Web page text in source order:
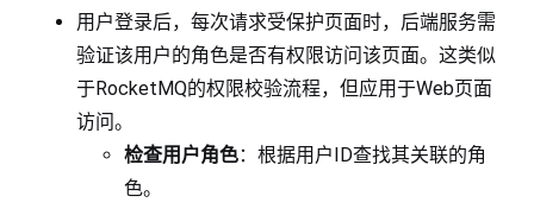
用户登录后，每次请求受保护页面时，后端服务需
验证该用户的角色是否有权限访问该页面。这类似
于RocketMQ的权限校验流程，但应用于Web页面
访问。
检查用户角色：根据用户ID查找其关联的角
色。